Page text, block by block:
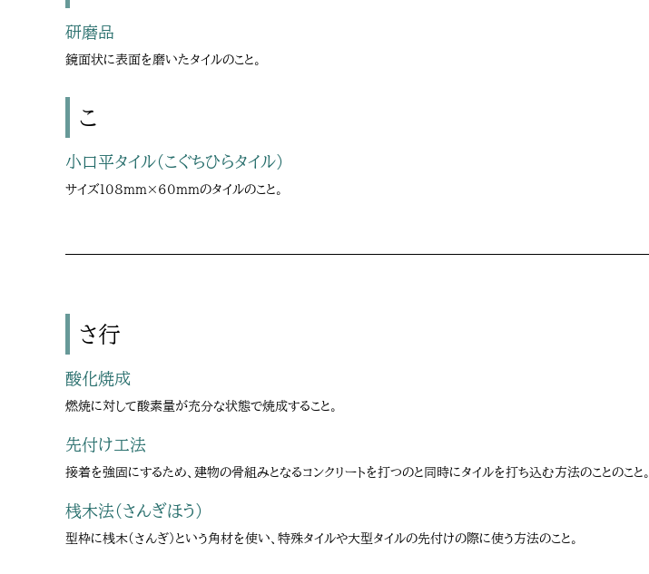
研磨品
鏡面状に表面を磨いたタイルのこと。
こ
小口平タイル（こぐちひらタイル）
サイズ108mm×60mmのタイルのこと。
さ行
酸化焼成
燃焼に対して酸素量が充分な状態で焼成すること。
先付け工法
接着を強固にするため、建物の骨組みとなるコンクリートを打つのと同時にタイルを打ち込む方法のことのこと。
桟木法（さんぎほう）
型枠に桟木(さんぎ)という角材を使い、特殊タイルや大型タイルの先付けの際に使う方法のこと。